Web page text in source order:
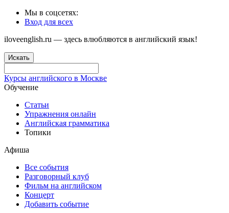
Мы в соцсетях:
Вход для всех
iloveenglish.ru — здесь влюбляются в английский язык!
Искать
Курсы английского в Москве
Обучение
Статьи
Упражнения онлайн
Английская грамматика
Топики
Афиша
Все события
Разговорный клуб
Фильм на английском
Концерт
Добавить событие